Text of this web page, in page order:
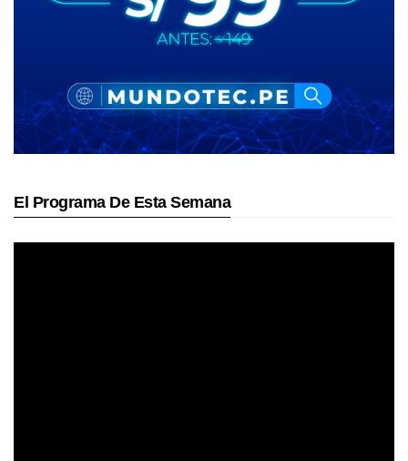
El Programa De Esta Semana